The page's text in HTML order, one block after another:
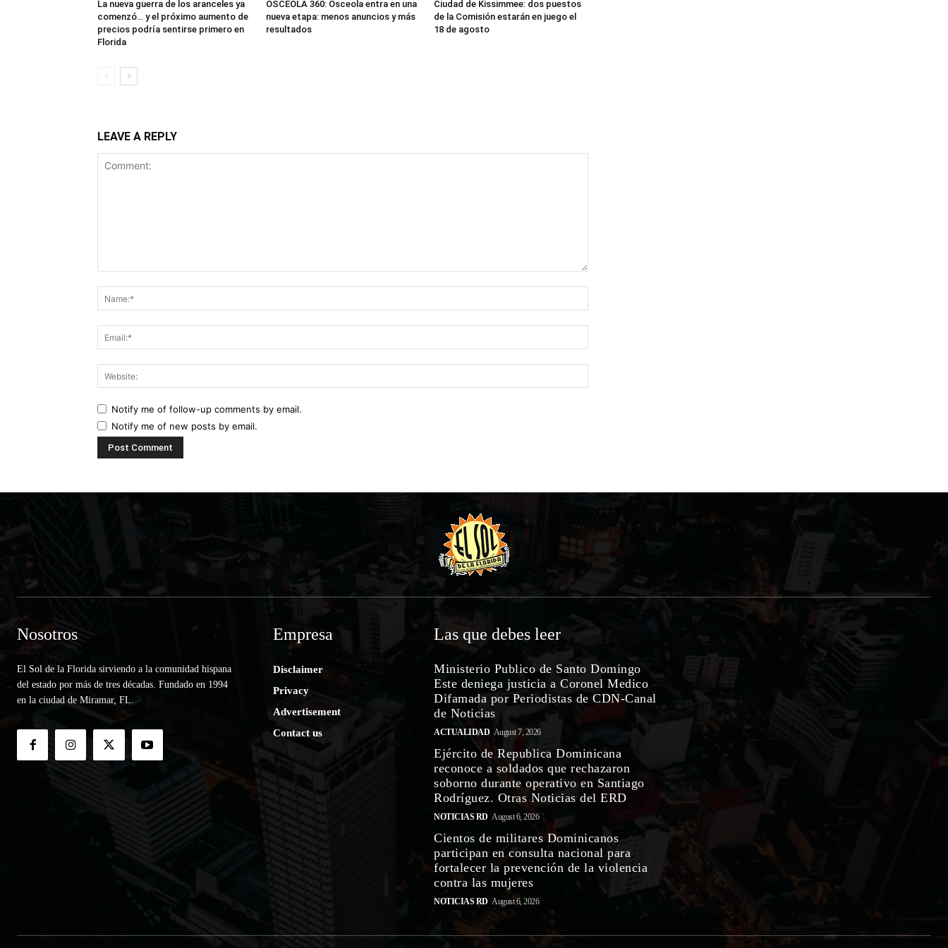
La nueva guerra de los aranceles ya
comenzó… y el próximo aumento de
precios podría sentirse primero en
Florida
OSCEOLA 360: Osceola entra en una
nueva etapa: menos anuncios y más
resultados
Ciudad de Kissimmee: dos puestos
de la Comisión estarán en juego el
18 de agosto
LEAVE A REPLY
Notify me of follow-up comments by email.
Notify me of new posts by email.
Nosotros
El Sol de la Florida sirviendo a la comunidad hispana
del estado por más de tres décadas. Fundado en 1994
en la ciudad de Miramar, FL.
Empresa
Disclaimer
Privacy
Advertisement
Contact us
Las que debes leer
Ministerio Publico de Santo Domingo
Este deniega justicia a Coronel Medico
Difamada por Periodistas de CDN-Canal
de Noticias
ACTUALIDAD August 7, 2026
Ejército de Republica Dominicana
reconoce a soldados que rechazaron
soborno durante operativo en Santiago
Rodríguez. Otras Noticias del ERD
NOTICIAS RD August 6, 2026
Cientos de militares Dominicanos
participan en consulta nacional para
fortalecer la prevención de la violencia
contra las mujeres
NOTICIAS RD August 6, 2026